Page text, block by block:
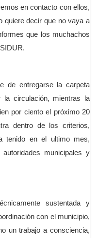
en contacto con ellos,
quiere decir que no vaya a
que los muchachos
de entregarse la carpeta
la circulación, mientras la
por ciento el próximo 20
dentro de los criterios,
tenido en el ultimo mes,
municipales y
sustentada y
con el municipio,
un trabajo a consciencia,